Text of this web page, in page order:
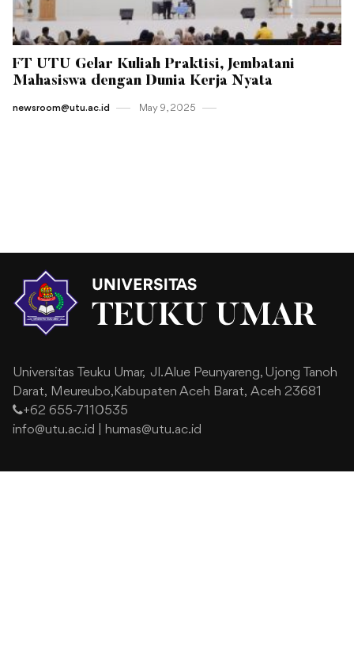
FT UTU Gelar Kuliah Praktisi, Jembatani
Mahasiswa dengan Dunia Kerja Nyata
newsroom@utu.ac.id May 9 , 2025
Universitas Teuku Umar, Jl. Alue Peunyareng, Ujong Tanoh
Darat, Meureubo,Kabupaten Aceh Barat, Aceh 23681
+62 655-7110535
info@utu.ac.id
humas@utu.ac.id